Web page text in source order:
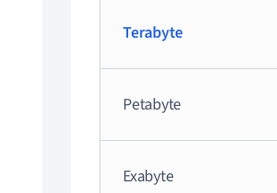
Terabyte
Petabyte
Exabyte